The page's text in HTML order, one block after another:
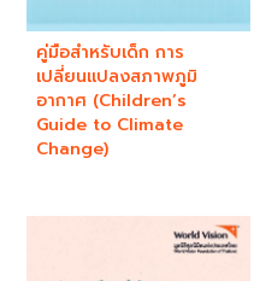
คู่มือสำหรับเด็ก การ
เปลี่ยนแปลงสภาพภูมิ
อากาศ (Children’s
Guide to Climate
Change)